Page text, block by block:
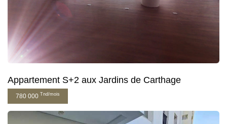
Appartement S+2 aux Jardins de Carthage
780 000 Tnd/mois